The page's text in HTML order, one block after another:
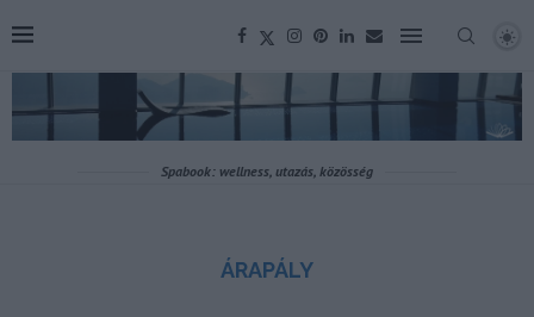
Spabook: wellness, utazás, közösség
ÁRAPÁLY